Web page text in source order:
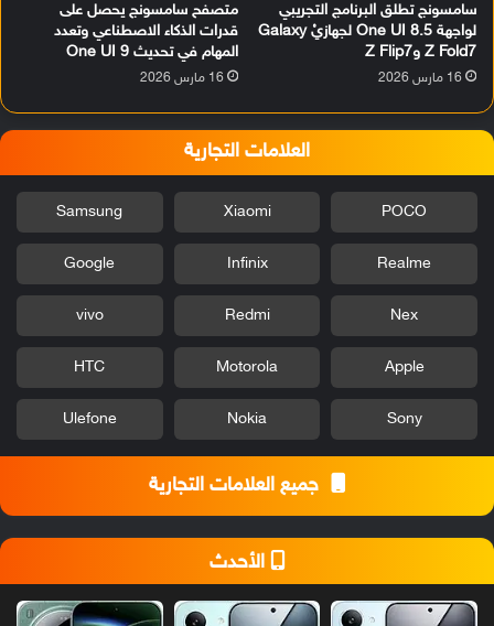
سامسونج تطلق البرنامج التجريبي
لواجهة One UI 8.5 لجهازيْ Galaxy
Z Fold7 وZ Flip7
16 مارس 2026
متصفح سامسونج يحصل على
قدرات الذكاء الاصطناعي وتعدد
المهام في تحديث One UI 9
16 مارس 2026
العلامات التجارية
POCO
Xiaomi
Samsung
Realme
Infinix
Google
Nex
Redmi
vivo
Apple
Motorola
HTC
Sony
Nokia
Ulefone
جميع العلامات التجارية
الأحدث